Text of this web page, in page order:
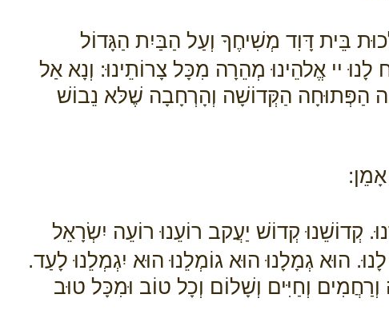
בֵּית דָּוִד מְשִׁיחֶךָ וְעַל הַבַּיִת הַגָּדוֹל
לָנוּ יי אֱלהֵינוּ מְהֵרָה מִכָּל צָרוֹתֵינוּ: וְנָא אַל
הַפְּתוּחָה הַקְּדוֹשָׁה וְהָרְחָבָה שֶׁלּא נֵבוֹשׁ
קְדוֹשֵׁנוּ קְדוֹשׁ יַעֲקב רוֹעֵנוּ רוֹעֵה יִשְׂרָאֵל
הוּא גְמָלָנוּ הוּא גוֹמְלֵנוּ הוּא יִגְמְלֵנוּ לָעַד.
וְחַיִּים וְשָׁלוֹם וְכָל טוֹב וּמִכָּל טוּב